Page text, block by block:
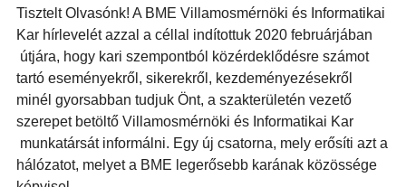
Tisztelt Olvasónk! A BME Villamosmérnöki és Informatikai
Kar hírlevelét azzal a céllal indítottuk 2020 februárjában
útjára, hogy kari szempontból közérdeklődésre számot
tartó eseményekről, sikerekről, kezdeményezésekről
minél gyorsabban tudjuk Önt, a szakterületén vezető
szerepet betöltő Villamosmérnöki és Informatikai Kar
munkatársát informálni. Egy új csatorna, mely erősíti azt a
hálózatot, melyet a BME legerősebb karának közössége